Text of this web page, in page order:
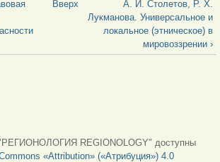
Вверх
А. И. Столетов, Р. Х.
Лукманова. Универсальное и
локальное (этническое) в
мировоззрении ›
REGIONOLOGY" доступны
«Attribution» («Атрибуция») 4.0